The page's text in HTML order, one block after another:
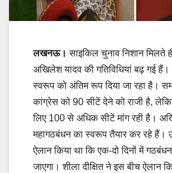
लखनऊ। साइकिल चुनाव निशान मिलते
अखिलेश यादव की गतिविधियां बढ़ गई
स्‍वरूप को अंतिम रूप दिया जा रहा है।
कांग्रेस को 90 सीटें देने को राजी है,
लिए 100 से अधिक सीटें मांग रही है।
महागठबंधन का स्वरूप तैयार कर रहे हैं।
ऐलान किया था कि एक-दो दिनों में
जाएगा। शीला दीक्षित ने इस बीच ऐलान